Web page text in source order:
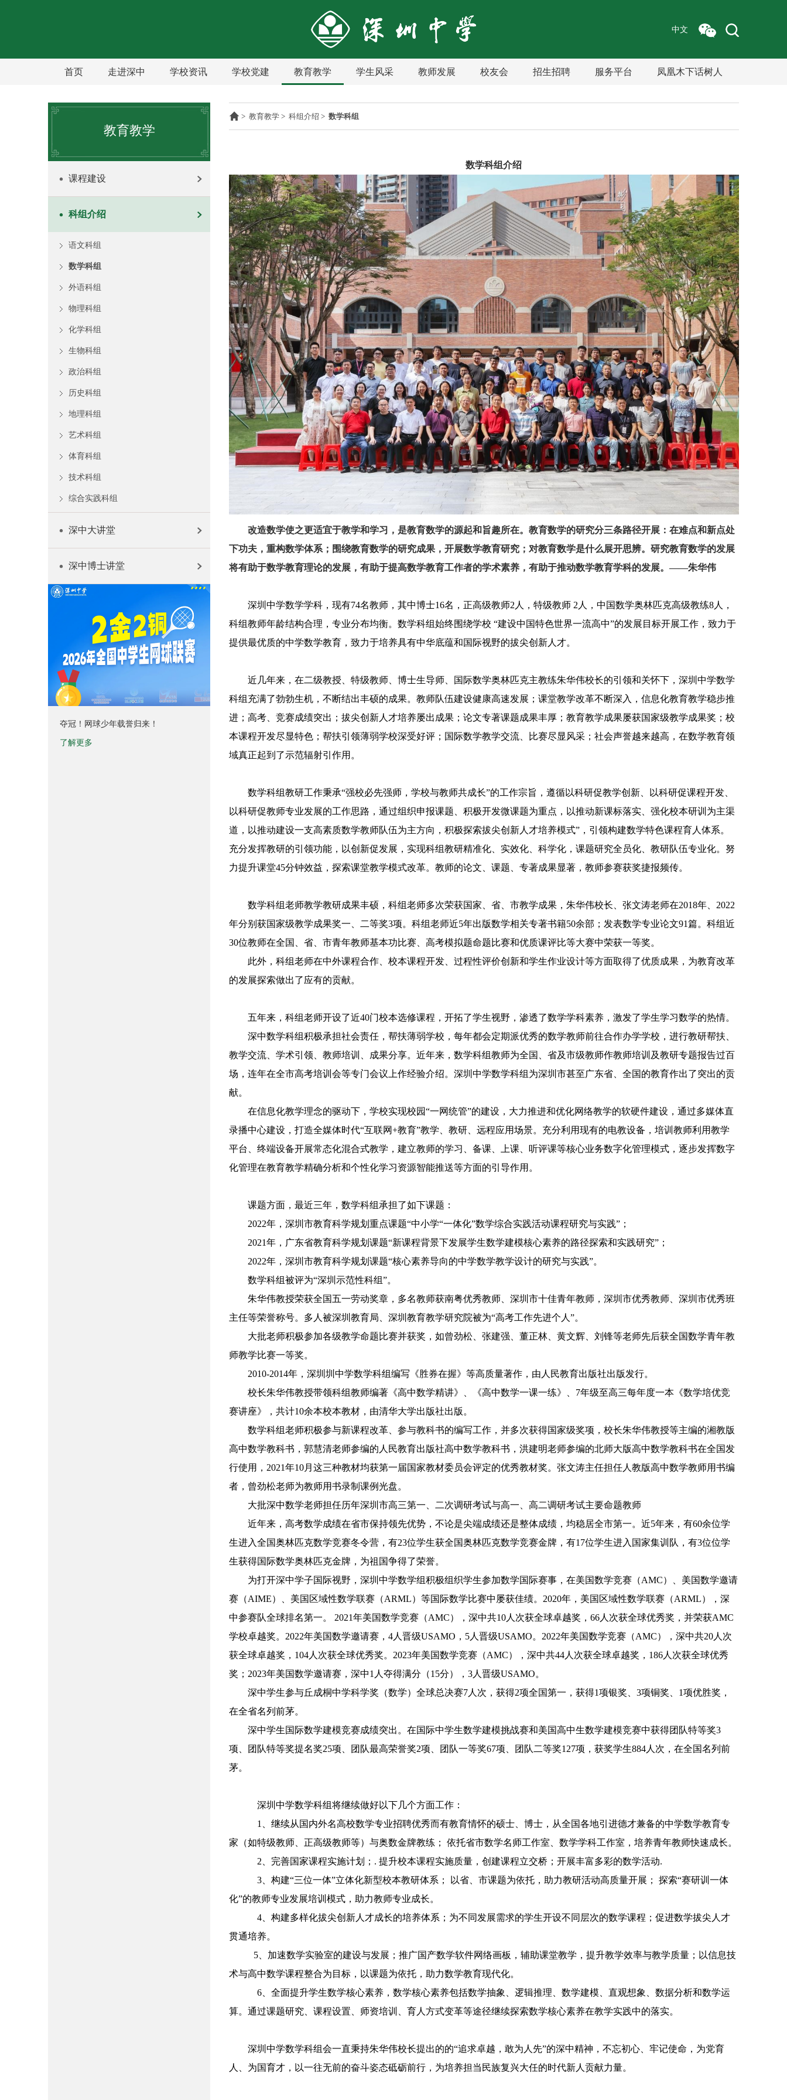
中文
首页 走进深中 学校资讯 学校党建 教育教学 学生风采 教师发展 校友会 招生招聘 服务平台 凤凰木下话树人
教育教学
课程建设
科组介绍
语文科组
数学科组
外语科组
物理科组
化学科组
生物科组
政治科组
历史科组
地理科组
艺术科组
体育科组
技术科组
综合实践科组
深中大讲堂
深中博士讲堂
夺冠！网球少年载誉归来！
了解更多
>教育教学 >科组介绍 >数学科组
数学科组介绍
改造数学使之更适宜于教学和学习，是教育数学的源起和旨趣所在。教育数学的研究分三条路径开展：在难点和新点处
下功夫，重构数学体系；围绕教育数学的研究成果，开展数学教育研究；对教育数学是什么展开思辨。研究教育数学的发展
将有助于数学教育理论的发展，有助于提高数学教育工作者的学术素养，有助于推动数学教育学科的发展。——朱华伟
深圳中学数学学科，现有74名教师，其中博士16名，正高级教师2 人，特级教师 2 人，中国数学奥林匹克高级教练8人，
科组教师年龄结构合理，专业分布均衡。数学科组始终围绕学校 “建设中国特色世界一流高中”的发展目标开展工作，致力于
提供最优质的中学数学教育，致力于培养具有中华底蕴和国际视野的拔尖创新人才。
近几年来，在二级教授、特级教师、博士生导师、国际数学奥林匹克主教练朱华伟校长的引领和关怀下，深圳中学数学
科组充满了勃勃生机，不断结出丰硕的成果。教师队伍建设健康高速发展；课堂教学改革不断深入，信息化教育教学稳步推
进；高考、竞赛成绩突出；拔尖创新人才培养屡出成果；论文专著课题成果丰厚；教育教学成果屡获国家级教学成果奖；校
本课程开发尽显特色；帮扶引领薄弱学校深受好评；国际数学教学交流、比赛尽显风采；社会声誉越来越高，在数学教育领
域真正起到了示范辐射引作用。
数学科组教研工作秉承“强校必先强师，学校与教师共成长”的工作宗旨，遵循以科研促教学创新、以科研促课程开发、
以科研促教师专业发展的工作思路，通过组织申报课题、积极开发微课题为重点，以推动新课标落实、强化校本研训为主渠
道，以推动建设一支高素质数学教师队伍为主方向，积极探索拔尖创新人才培养模式” ，引领构建数学特色课程育人体系。
充分发挥教研的引领功能，以创新促发展，实现科组教研精准化、实效化、科学化，课题研究全员化、教研队伍专业化。努
力提升课堂45分钟效益，探索课堂教学模式改革。教师的论文、课题、专著成果显著，教师参赛获奖捷报频传。
数学科组老师教学教研成果丰硕，科组老师多次荣获国家、省、市教学成果，朱华伟校长、张文涛老师在2018年、 2022
年分别获国家级教学成果奖一、二等奖3项。科组老师近5年出版数学相关专著书籍50余部；发表数学专业论文91篇。科组近
30位教师在全国、省、市青年教师基本功比赛、高考模拟题命题比赛和优质课评比等大赛中荣获一等奖。
此外，科组老师在中外课程合作、校本课程开发、过程性评价创新和学生作业设计等方面取得了优质成果，为教育改革
的发展探索做出了应有的贡献。
五年来，科组老师开设了近40门校本选修课程，开拓了学生视野，渗透了数学学科素养，激发了学生学习数学的热情。
深中数学科组积极承担社会责任，帮扶薄弱学校，每年都会定期派优秀的数学教师前往合作办学学校，进行教研帮扶、
教学交流、学术引领、教师培训、成果分享。近年来，数学科组教师为全国、省及市级教师作教师培训及教研专题报告过百
场，连年在全市高考培训会等专门会议上作经验介绍。深圳中学数学科组为深圳市甚至广东省、全国的教育作出了突出的贡
献。
在信息化教学理念的驱动下，学校实现校园“一网统管”的建设，大力推进和优化网络教学的软硬件建设，通过多媒体直
录播中心建设，打造全媒体时代“互联网+教育”教学、教研、远程应用场景。充分利用现有的电教设备，培训教师利用教学
平台、终端设备开展常态化混合式教学，建立教师的学习、备课、上课、听评课等核心业务数字化管理模式，逐步发挥数字
化管理在教育教学精确分析和个性化学习资源智能推送等方面的引导作用。
课题方面，最近三年，数学科组承担了如下课题：
2022年，深圳市教育科学规划重点课题“中小学“一体化”数学综合实践活动课程研究与实践” ；
2021年，广东省教育科学规划课题“新课程背景下发展学生数学建模核心素养的路径探索和实践研究” ；
2022年，深圳市教育科学规划课题“核心素养导向的中学数学教学设计的研究与实践”。
数学科组被评为“深圳示范性科组”。
朱华伟教授荣获全国五一劳动奖章，多名教师获南粤优秀教师、深圳市十佳青年教师，深圳市优秀教师、深圳市优秀班
主任等荣誉称号。多人被深圳教育局、深圳教育教学研究院被为“高考工作先进个人”。
大批老师积极参加各级教学命题比赛并获奖，如曾劲松、张建强、董正林、黄文辉、刘锋等老师先后获全国数学青年教
师教学比赛一等奖。
2010-2014年，深圳圳中学数学科组编写《胜券在握》等高质量著作，由人民教育出版社出版发行。
校长朱华伟教授带领科组教师编著《高中数学精讲》、《高中数学一课一练》、 7年级至高三每年度一本《数学培优竞
赛讲座》，共计10余本校本教材，由清华大学出版社出版。
数学科组老师积极参与新课程改革、参与教科书的编写工作，并多次获得国家级奖项，校长朱华伟教授等主编的湘教版
高中数学教科书，郭慧清老师参编的人民教育出版社高中数学教科书，洪建明老师参编的北师大版高中数学教科书在全国发
行使用， 2021年10月这三种教材均获第一届国家教材委员会评定的优秀教材奖。张文涛主任担任人教版高中数学教师用书编
者，曾劲松老师为教师用书录制课例光盘。
大批深中数学老师担任历年深圳市高三第一、二次调研考试与高一、高二调研考试主要命题教师
近年来，高考数学成绩在省市保持领先优势，不论是尖端成绩还是整体成绩，均稳居全市第一。近5年来，有60余位学
生进入全国奥林匹克数学竞赛冬令营，有23位学生获全国奥林匹克数学竞赛金牌，有17位学生进入国家集训队，有3位位学
生获得国际数学奥林匹克金牌，为祖国争得了荣誉。
为打开深中学子国际视野，深圳中学数学组积极组织学生参加数学国际赛事，在美国数学竞赛（AMC）、美国数学邀请
赛（AIME）、美国区域性数学联赛（ARML）等国际数学比赛中屡获佳绩。 2020年，美国区域性数学联赛（ARML），深
中参赛队全球排名第一。
2021年美国数学竞赛（AMC），深中共10人次获全球卓越奖，66人次获全球优秀奖，并荣获AMC
学校卓越奖。 2022年美国数学邀请赛，4人晋级USAMO ， 5人晋级USAMO。 2022年美国数学竞赛（AMC），深中共20人次
获全球卓越奖， 104人次获全球优秀奖。 2023年美国数学竞赛（AMC），深中共44人次获全球卓越奖， 186人次获全球优秀
奖； 2023年美国数学邀请赛，深中1 人夺得满分（15分），3人晋级USAMO。
深中学生参与丘成桐中学科学奖（数学）全球总决赛7人次，获得2项全国第一，获得1项银奖、3项铜奖、 1项优胜奖，
在全省名列前茅。
深中学生国际数学建模竞赛成绩突出。在国际中学生数学建模挑战赛和美国高中生数学建模竞赛中获得团队特等奖3
项、团队特等奖提名奖25项、团队最高荣誉奖2项、团队一等奖67项、团队二等奖127项，获奖学生884人次，在全国名列前
茅。
深圳中学数学科组将继续做好以下几个方面工作：
1、继续从国内外名高校数学专业招聘优秀而有教育情怀的硕士、博士，从全国各地引进德才兼备的中学数学教育专
家（如特级教师、正高级教师等）与奥数金牌教练；
依托省市数学名师工作室、数学学科工作室，培养青年教师快速成长。
2、 完善国家课程实施计划； . 提升校本课程实施质量，创建课程立交桥；开展丰富多彩的数学活动.
3、构建“三位一体”立体化新型校本教研体系； 以省、市课题为依托，助力教研活动高质量开展； 探索“赛研训一体
化”的教师专业发展培训模式，助力教师专业成长。
4、构建多样化拔尖创新人才成长的培养体系；为不同发展需求的学生开设不同层次的数学课程；促进数学拔尖人才
贯通培养。
5、 加速数学实验室的建设与发展；推广国产数学软件网络画板，辅助课堂教学，提升教学效率与教学质量；以信息技
术与高中数学课程整合为目标，以课题为依托，助力数学教育现代化。
6、全面提升学生数学核心素养，数学核心素养包括数学抽象、逻辑推理、数学建模、直观想象、数据分析和数学运
算。通过课题研究、课程设置、师资培训、育人方式变革等途径继续探索数学核心素养在教学实践中的落实。
深圳中学数学科组会一直秉持朱华伟校长提出的的“追求卓越，敢为人先”的深中精神，不忘初心、牢记使命，为党育
人、为国育才，以一往无前的奋斗姿态砥砺前行，为培养担当民族复兴大任的时代新人贡献力量。